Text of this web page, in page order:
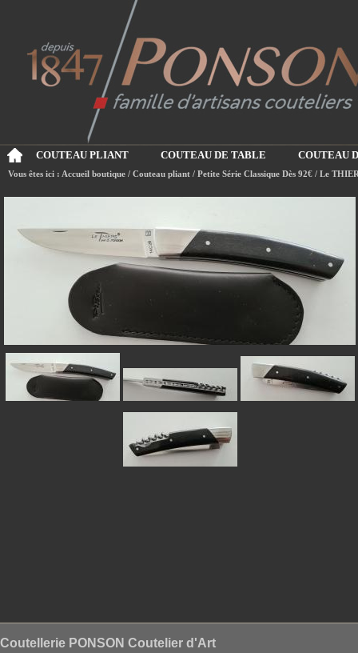
COUTEAU PLIANT COUTEAU DE TABLE COUTEAU
Vous êtes ici : Accueil boutique / Couteau pliant / Petite Série Classique Dès 92€ / Le
Coutellerie PONSON Coutelier d'Art